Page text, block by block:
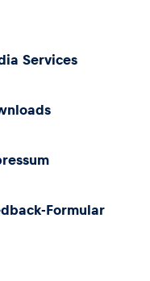
Services
Formular